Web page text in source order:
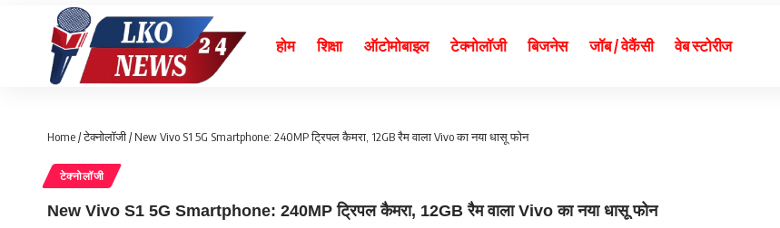
होम शिक्षा ऑटोमोबाइल टेक्नोलॉजी बिजनेस जॉब / वेकैंसी वेब स्टोरीज
Home/टेक्नोलॉजी/New Vivo S1 5G Smartphone: 240MP ट्रिपल कैमरा, 12GB रैम वाला Vivo का नया धासू फोन
टेक्नोलॉजी
New Vivo S1 5G Smartphone: 240MP ट्रिपल कैमरा, 12GB रैम वाला Vivo का नया धासू फोन